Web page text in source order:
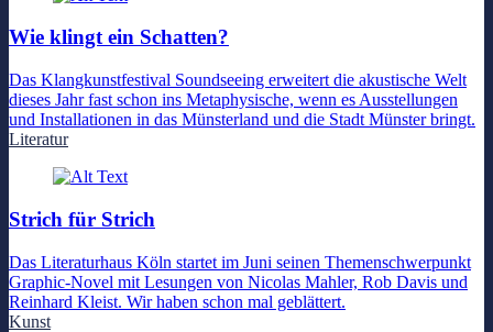
Wie klingt ein Schatten?
Das Klangkunstfestival Soundseeing erweitert die akustische Welt
dieses Jahr fast schon ins Metaphysische, wenn es Ausstellungen
und Installationen in das Münsterland und die Stadt Münster bringt.
Literatur
Strich für Strich
Das Literaturhaus Köln startet im Juni seinen Themenschwerpunkt
Graphic-Novel mit Lesungen von Nicolas Mahler, Rob Davis und
Reinhard Kleist. Wir haben schon mal geblättert.
Kunst